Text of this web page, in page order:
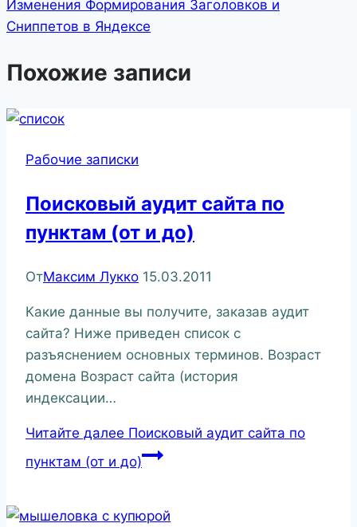
Изменения Формирования Заголовков и
Сниппетов в Яндексе
Похожие записи
Рабочие записки
Поисковый аудит сайта по
пунктам (от и до)
ОтМаксим Лукко 15.03.2011
Какие данные вы получите, заказав аудит
сайта? Ниже приведен список с
разъяснением основных терминов. Возраст
домена Возраст сайта (история
индексации…
Читайте далее Поисковый аудит сайта по
пунктам (от и до)